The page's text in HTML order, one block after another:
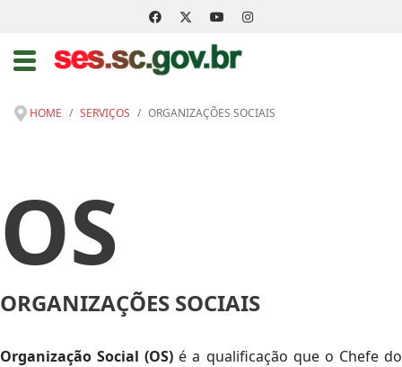
HOME SERVIÇOS ORGANIZAÇÕES SOCIAIS
OS
ORGANIZAÇÕES SOCIAIS
Organização Social (OS) é a qualificação que o Chefe do